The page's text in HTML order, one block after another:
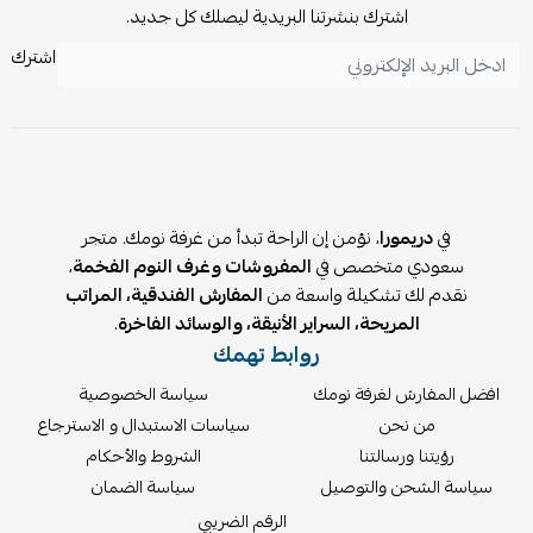
اشترك بنشرتنا البريدية ليصلك كل جديد.
اشترك
فيدريمورا، نؤمن إن الراحة تبدأ من غرفة نومك. متجر
سعودي متخصص فيالمفروشات وغرف النوم الفخمة،
نقدم لك تشكيلة واسعة منالمفارش الفندقية، المراتب
المريحة، السراير الأنيقة، والوسائد الفاخرة.
روابط تهمك
افضل المفارش لغرفة نومك
من نحن
رؤيتنا ورسالتنا
سياسة الشحن والتوصيل
سياسة الخصوصية
سياسات الاستبدال و الاسترجاع
الشروط والأحكام
سياسة الضمان
الرقم الضريبي